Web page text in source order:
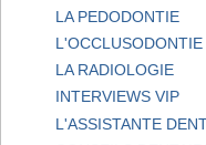
LA PEDODONTIE
L'OCCLUSODONTIE
LA RADIOLOGIE
INTERVIEWS VIP
L'ASSISTANTE